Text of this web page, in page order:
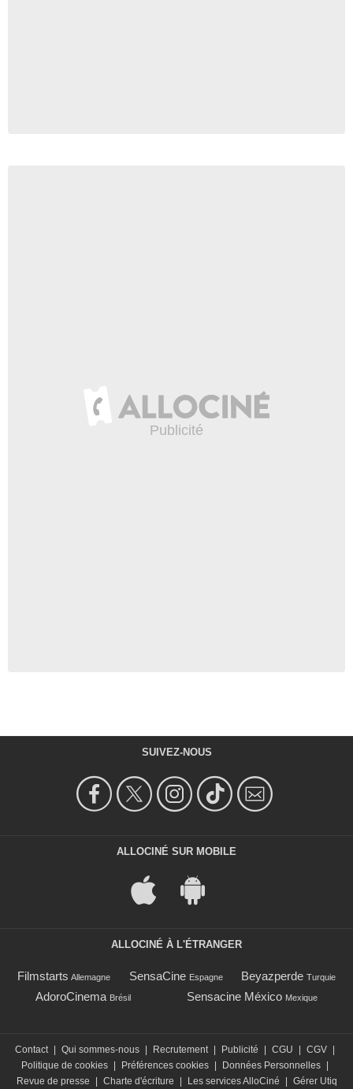
SUIVEZ-NOUS
ALLOCINÉ SUR MOBILE
ALLOCINÉ À L'ÉTRANGER
Filmstarts Allemagne SensaCine Espagne Beyazperde Turquie
AdoroCinema Brésil Sensacine México Mexique
Contact Qui sommes-nous Recrutement Publicité CGU CGV
Politique de cookies
Préférences cookies Données Personnelles
Revue de presse
Charte d'écriture Les services AlloCiné Gérer Utiq